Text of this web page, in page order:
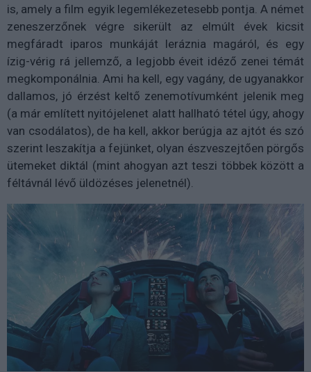
is, amely a film egyik legemlékezetesebb pontja. A német
zeneszerzőnek végre sikerült az elmúlt évek kicsit
megfáradt iparos munkáját leráznia magáról, és egy
ízig-vérig rá jellemző, a legjobb éveit idéző zenei témát
megkomponálnia. Ami ha kell, egy vagány, de ugyanakkor
dallamos, jó érzést keltő zenemotívumként jelenik meg
(a már említett nyitójelenet alatt hallható tétel úgy, ahogy
van csodálatos), de ha kell, akkor berúgja az ajtót és szó
szerint leszakítja a fejünket, olyan észveszejtően pörgős
ütemeket diktál (mint ahogyan azt teszi többek között a
féltávnál lévő üldözéses jelenetnél).